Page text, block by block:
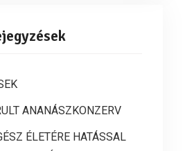
ANANÁSZKONZERV
ÉLETÉRE HATÁSSAL